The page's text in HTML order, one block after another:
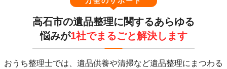
高石市の遺品整理に関するあらゆる
悩みが1社でまるごと解決します
おうち整理士では、遺品供養や清掃など遺品整理にまつわる